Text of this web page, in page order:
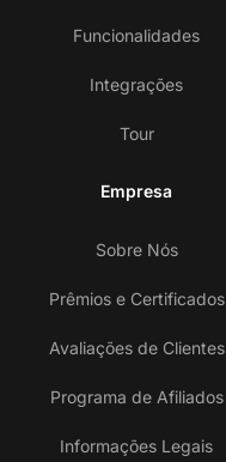
Funcionalidades
Integrações
Tour
Empresa
Sobre Nós
Prêmios e Certificados
Avaliações de Clientes
Programa de Afiliados
Informações Legais